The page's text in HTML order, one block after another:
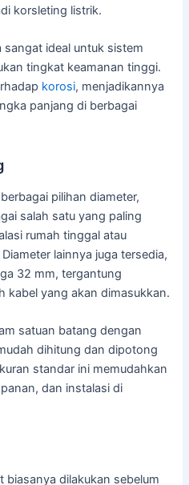
korsleting listrik.
sangat ideal untuk sistem
tingkat keamanan tinggi.
korosi, menjadikannya
panjang di berbagai
pilihan diameter,
salah satu yang paling
rumah tinggal atau
lainnya juga tersedia,
32 mm, tergantung
kabel yang akan dimasukkan.
satuan batang dengan
dihitung dan dipotong
standar ini memudahkan
dan instalasi di
biasanya dilakukan sebelum